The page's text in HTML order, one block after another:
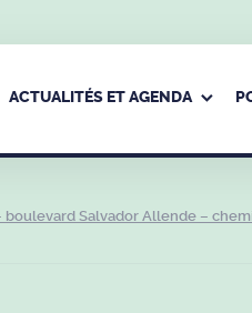
ACTUALITÉS ET AGENDA
Salvador Allende –